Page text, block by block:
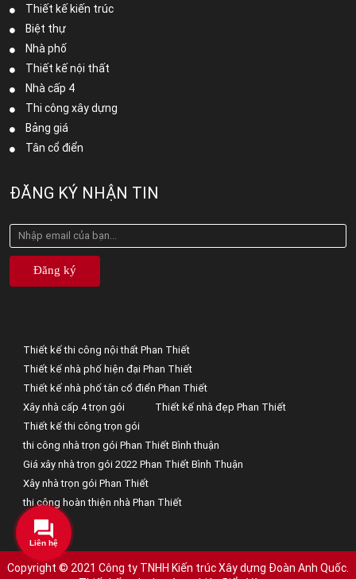
Thiết kế kiến trúc
Biệt thự
Nhà phố
Thiết kế nội thất
Nhà cấp 4
Thi công xây dựng
Bảng giá
Tân cổ điển
ĐĂNG KÝ NHẬN TIN
Đăng ký
Thiết kế thi công nội thất Phan Thiết
Thiết kế nhà phố hiện đại Phan Thiết
Thiết kế nhà phố tân cổ điển Phan Thiết
Xây nhà cấp 4 trọn gói
Thiết kế nhà đẹp Phan Thiết
Thiết kế thi công trọn gói
thi công nhà trọn gói Phan Thiết Bình thuận
Giá xây nhà trọn gói 2022 Phan Thiết Bình Thuận
Xây nhà trọn gói Phan Thiết
thi công hoàn thiện nhà Phan Thiết
Copyright © 2021 Công ty TNHH Kiến trúc Xây dựng Đoàn Anh Quốc.
Liên hệ